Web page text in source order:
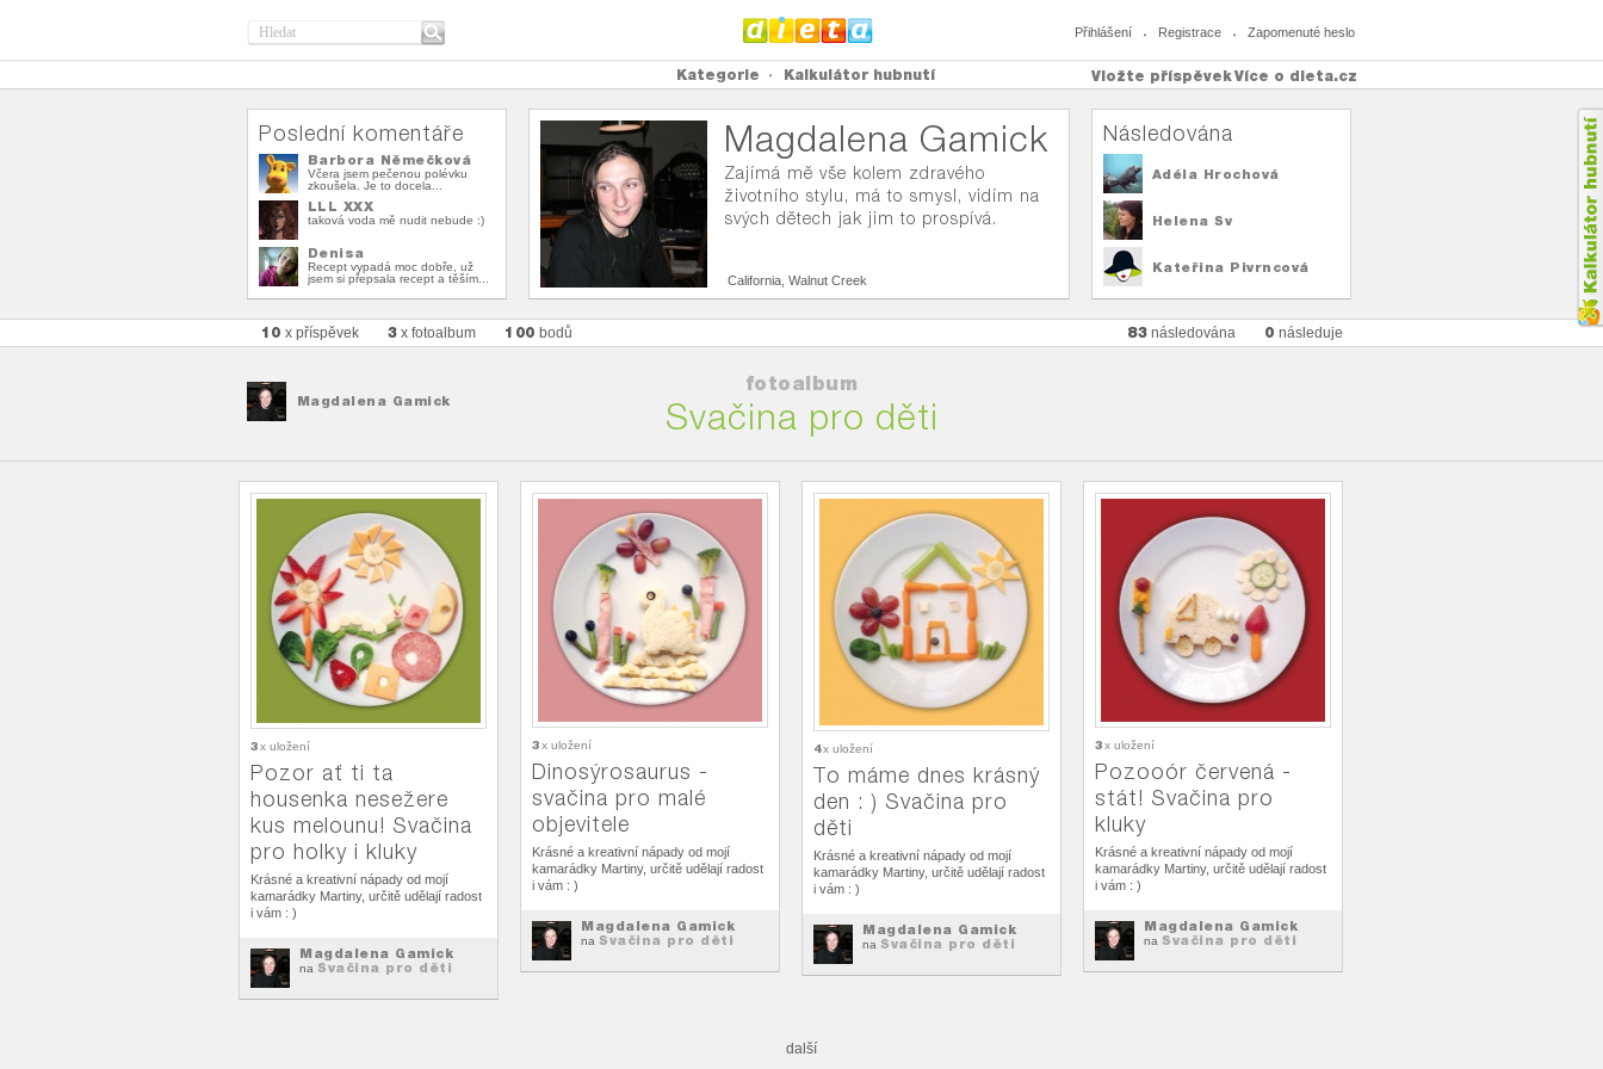
Přihlášení Registrace Zapomenuté heslo
Kategorie Kalkulátor hubnutí Více o dieta.cz
Vložte příspěvek
Poslední komentáře
Barbora Němečková
Včera jsem pečenou polévku
zkoušela. Je to docela...
LLL XXX
taková voda mě nudit nebude :)
Denisa
Recept vypadá moc dobře, už
jsem si přepsala recept a těším...
Magdalena Gamick
Zajímá mě vše kolem zdravého
životního stylu, má to smysl, vidím na
svých dětech jak jim to prospívá.
California, Walnut Creek
Následována
Adéla Hrochová
Helena Sv
Kateřina Pivrncová
10 x příspěvek 3 x fotoalbum 100 bodů 83 následována 0 následuje
Magdalena Gamick
fotoalbum
Svačina pro děti
3x uložení
Pozor ať ti ta
housenka nesežere
kus melounu! Svačina
pro holky i kluky
Krásné a kreativní nápady od mojí
kamarádky Martiny, určitě udělají radost
i vám : )
Magdalena Gamick
na Svačina pro děti
3x uložení
Dinosýrosaurus -
svačina pro malé
objevitele
Krásné a kreativní nápady od mojí
kamarádky Martiny, určitě udělají radost
i vám : )
Magdalena Gamick
na Svačina pro děti
4x uložení
To máme dnes krásný
den : ) Svačina pro
děti
Krásné a kreativní nápady od mojí
kamarádky Martiny, určitě udělají radost
i vám : )
Magdalena Gamick
na Svačina pro děti
3x uložení
Pozooór červená -
stát! Svačina pro
kluky
Krásné a kreativní nápady od mojí
kamarádky Martiny, určitě udělají radost
i vám : )
Magdalena Gamick
na Svačina pro děti
další